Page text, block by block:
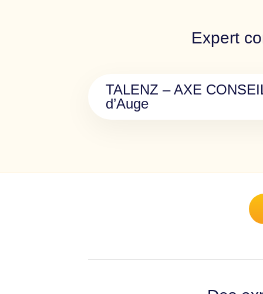
Expert
TALENZ – AXE
d’Auge